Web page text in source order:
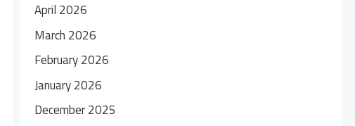
April 2026
March 2026
February 2026
January 2026
December 2025